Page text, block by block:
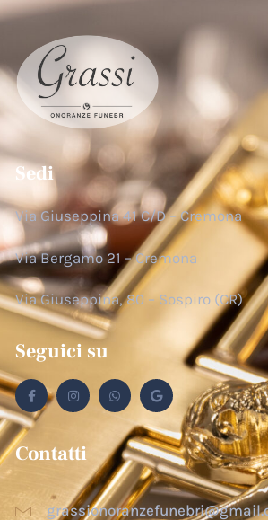
Sedi
Via Giuseppina 41 C/D – Cremona
Via Bergamo 21 – Cremona
Via Giuseppina, 80 – Sospiro (CR)
Seguici su
Contatti